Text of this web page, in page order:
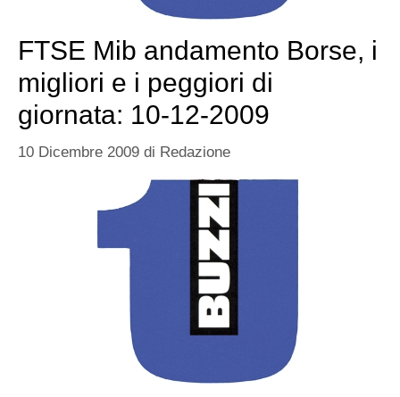
FTSE Mib andamento Borse, i
migliori e i peggiori di
giornata: 10-12-2009
10 Dicembre 2009 di Redazione